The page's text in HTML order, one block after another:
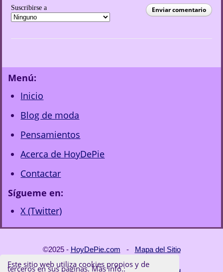
Este sitio web utiliza cookies propios y de
terceros en sus páginas. Más info.:
Enviar comentario
Suscribirse a
Menú:
Inicio
Blog de moda
Pensamientos
Acerca de HoyDePie
Contactar
Sígueme en:
X (Twitter)
©2025 - HoyDePie.com - Mapa del Sitio